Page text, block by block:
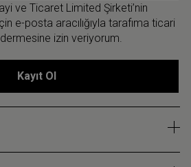
ve Ticaret Limited Şirketi’nin
e-posta aracılığıyla tarafıma ticari
izin veriyorum.
Kayıt Ol